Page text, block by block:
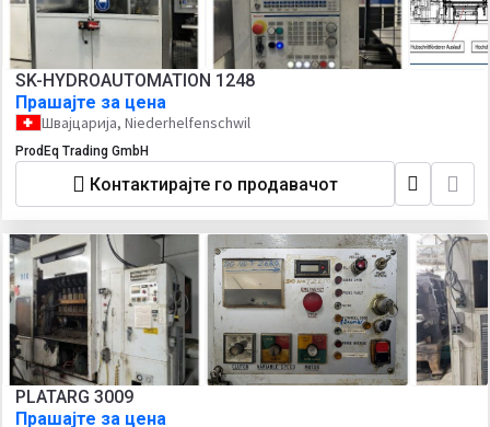
SK-HYDROAUTOMATION 1248
Прашајте за цена
Швајцарија, Niederhelfenschwil
ProdEq Trading GmbH
Контактирајте го продавачот
PLATARG 3009
Прашајте за цена